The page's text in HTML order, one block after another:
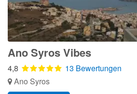
Ano Syros Vibes
4,8
13 Bewertungen
Ano Syros